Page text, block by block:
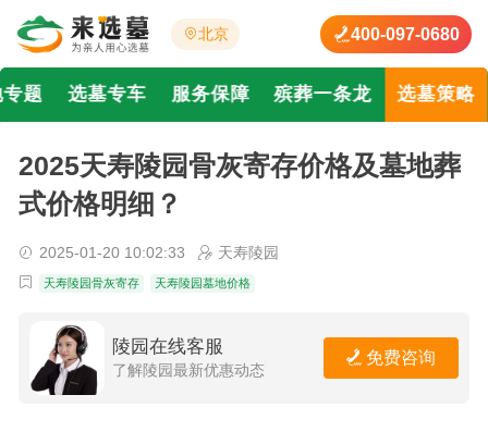
北京 400-097-0680
题 选墓专车 服务保障 殡葬一条龙 选墓策略
2025天寿陵园骨灰寄存价格及墓地葬
式价格明细？
2025-01-20 10:02:33 天寿陵园
天寿陵园骨灰寄存 天寿陵园墓地价格
陵园在线客服
了解陵园最新优惠动态
免费咨询